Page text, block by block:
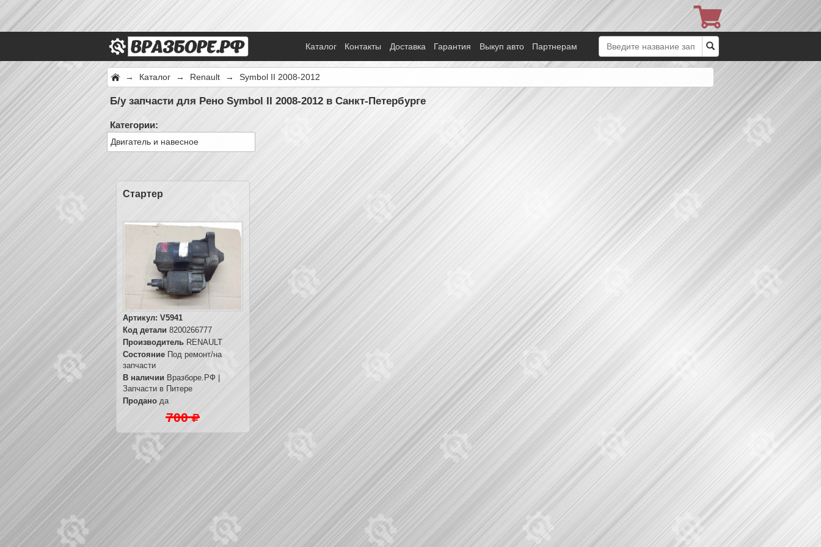
Каталог Контакты Доставка Гарантия Выкуп авто Партнерам
→ Каталог → Renault → Symbol II 2008-2012
Б/у запчасти для Рено Symbol II 2008-2012 в Санкт-Петербурге
Категории:
Двигатель и навесное
Стартер
Артикул: V5941
Код детали 8200266777
Производитель RENAULT
Состояние Под ремонт/на
запчасти
В наличии Вразборе.РФ |
Запчасти в Питере
Продано да
700